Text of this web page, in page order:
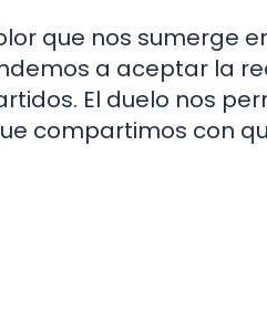
que nos sumerge
a aceptar la
El duelo nos
compartimos con